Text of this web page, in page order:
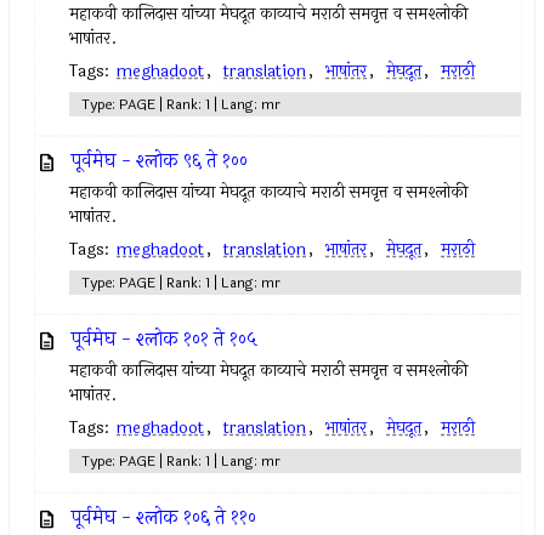
महाकवी कालिदास यांच्या मेघदूत काव्याचे मराठी समवृत्त व समश्लोकी
भाषांतर.
Tags: meghadoot, translation, भाषांतर, मेघदूत, मराठी
Type: PAGE | Rank: 1 | Lang: mr
पूर्वमेघ - श्लोक ९६ ते १००
महाकवी कालिदास यांच्या मेघदूत काव्याचे मराठी समवृत्त व समश्लोकी
भाषांतर.
Tags: meghadoot, translation, भाषांतर, मेघदूत, मराठी
Type: PAGE | Rank: 1 | Lang: mr
पूर्वमेघ - श्लोक १०१ ते १०५
महाकवी कालिदास यांच्या मेघदूत काव्याचे मराठी समवृत्त व समश्लोकी
भाषांतर.
Tags: meghadoot, translation, भाषांतर, मेघदूत, मराठी
Type: PAGE | Rank: 1 | Lang: mr
पूर्वमेघ - श्लोक १०६ ते ११०